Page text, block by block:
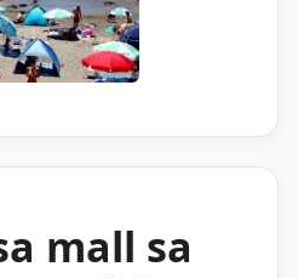
mall sa